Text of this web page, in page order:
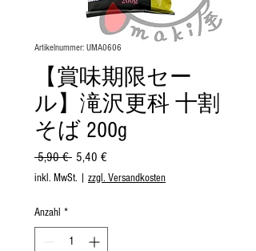
Artikelnummer: UMA0606
【賞味期限セー
ル】滝沢更科 十割
そば 200g
5,90 € Standardpreis
5,40 €Sale-
Preis
inkl. MwSt. zzgl. Versandkosten
Anzahl *